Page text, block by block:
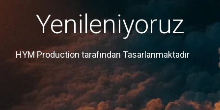
Yenileniyoruz
HYM Production tarafından Tasarlanmaktadır